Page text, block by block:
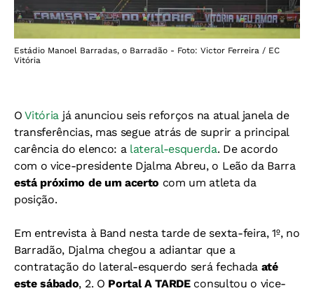
Estádio Manoel Barradas, o Barradão - Foto: Victor Ferreira / EC
Vitória
OVitória já anunciou seis reforços na atual janela de
transferências, mas segue atrás de suprir a principal
carência do elenco: a lateral-esquerda. De acordo
com o vice-presidente Djalma Abreu, o Leão da Barra
está próximo de um acerto com um atleta da
posição.
Em entrevista à Band nesta tarde de sexta-feira, 1º, no
Barradão, Djalma chegou a adiantar que a
contratação do lateral-esquerdo será fechada até
este sábado, 2. O Portal A TARDEconsultou o vice-